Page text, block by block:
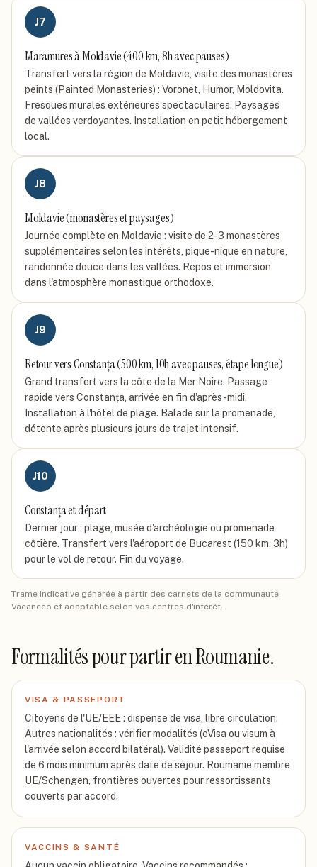
J7
Maramures à Moldavie (400 km, 8h avec pauses)
Transfert vers la région de Moldavie, visite des monastères
peints (Painted Monasteries) : Voronet, Humor, Moldovita.
Fresques murales extérieures spectaculaires. Paysages
de vallées verdoyantes. Installation en petit hébergement
local.
J8
Moldavie (monastères et paysages)
Journée complète en Moldavie : visite de 2-3 monastères
supplémentaires selon les intérêts, pique-nique en nature,
randonnée douce dans les vallées. Repos et immersion
dans l'atmosphère monastique orthodoxe.
J9
Retour vers Constanța (500 km, 10h avec pauses, étape longue)
Grand transfert vers la côte de la Mer Noire. Passage
rapide vers Constanța, arrivée en fin d'après-midi.
Installation à l'hôtel de plage. Balade sur la promenade,
détente après plusieurs jours de trajet intensif.
J10
Constanța et départ
Dernier jour : plage, musée d'archéologie ou promenade
côtière. Transfert vers l'aéroport de Bucarest (150 km, 3h)
pour le vol de retour. Fin du voyage.
Trame indicative générée à partir des carnets de la communauté
Vacanceo et adaptable selon vos centres d'intérêt.
Formalités pour partiren Roumanie.
VISA & PASSEPORT
Citoyens de l'UE/EEE : dispense de visa, libre circulation.
Autres nationalités : vérifier modalités (eVisa ou visum à
l'arrivée selon accord bilatéral). Validité passeport requise
de 6 mois minimum après date de séjour. Roumanie membre
UE/Schengen, frontières ouvertes pour ressortissants
couverts par accord.
VACCINS & SANTÉ